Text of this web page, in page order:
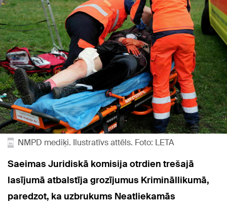
NMPD mediķi. Ilustratīvs attēls. Foto: LETA
Saeimas Juridiskā komisija otrdien trešajā
lasījumā atbalstīja grozījumus Krimināllikumā,
paredzot, ka uzbrukums Neatliekamās